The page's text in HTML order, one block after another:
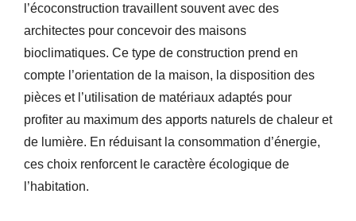
l’écoconstruction travaillent souvent avec des
architectes pour concevoir des maisons
bioclimatiques. Ce type de construction prend en
compte l’orientation de la maison, la disposition des
pièces et l’utilisation de matériaux adaptés pour
profiter au maximum des apports naturels de chaleur et
de lumière. En réduisant la consommation d’énergie,
ces choix renforcent le caractère écologique de
l’habitation.